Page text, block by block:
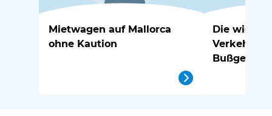
Mietwagen auf Mallorca
ohne Kaution
Die
Bußgelder